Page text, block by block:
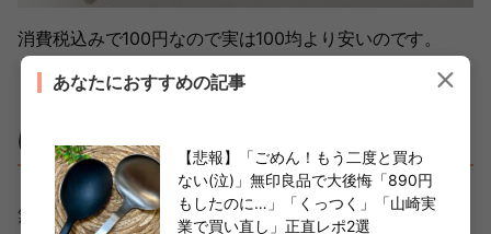
消費税込みで100円なので実は100均より安いのです。
はさみ
無印良品「ステンレスはさみ約15.5cm・クリア」
あなたにおすすめの記事
【悲報】「ごめん！もう二度と買わ
ない(泣)」無印良品で大後悔「890円
もしたのに…」「くっつく」「山崎実
業で買い直し」正直レポ2選